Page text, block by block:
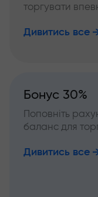
торгувати
Дивитись все
Бонус 30%
Поповніть
баланс для
Дивитись все